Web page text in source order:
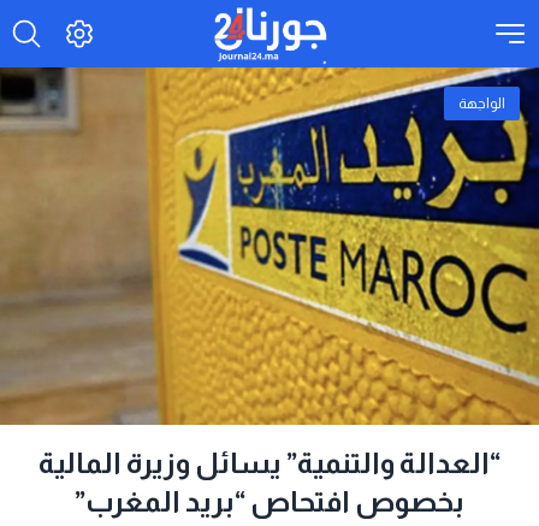
الواجهة
“العدالة والتنمية” يسائل وزيرة المالية
بخصوص افتحاص “بريد المغرب”